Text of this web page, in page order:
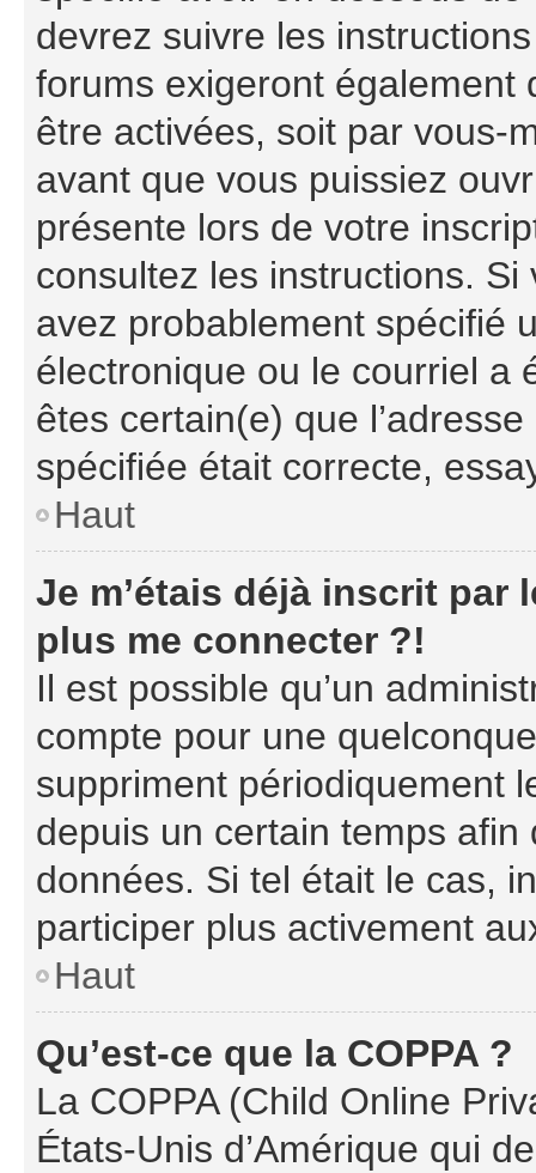
devrez suivre les
forums exigeront également
être activées, soit par vous-
avant que vous puissiez
présente lors de votre
consultez les instructions.
avez probablement spécifié
électronique ou le courriel a
êtes certain(e) que
spécifiée était correcte,
Haut
Je m’étais déjà inscrit par
plus me connecter ?!
Il est possible qu’un
compte pour une
suppriment périodiquement
depuis un certain temps
données. Si tel était le cas,
participer plus activement
Haut
Qu’est-ce que la COPPA ?
La COPPA (Child Online
États-Unis d’Amérique qui